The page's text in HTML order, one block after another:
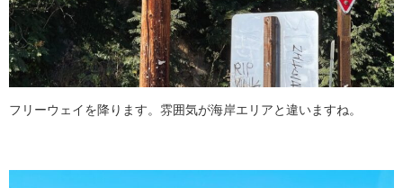
フリーウェイを降ります。雰囲気が海岸エリアと違いますね。